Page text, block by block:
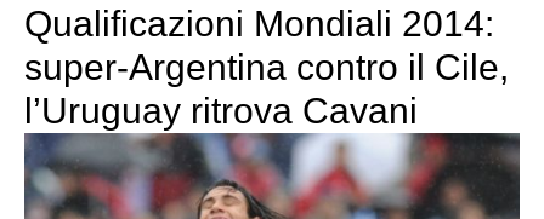
Qualificazioni Mondiali 2014:
super-Argentina contro il Cile,
l’Uruguay ritrova Cavani